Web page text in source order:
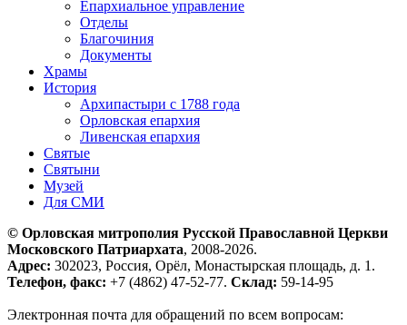
Епархиальное управление
Отделы
Благочиния
Документы
Храмы
История
Архипастыри с 1788 года
Орловская епархия
Ливенская епархия
Святые
Святыни
Музей
Для СМИ
© Орловская митрополия Русской Православной Церкви
Московского Патриархата, 2008-2026.
Адрес: 302023, Россия, Орёл, Монастырская площадь, д. 1.
Телефон, факс: +7 (4862) 47-52-77. Склад: 59-14-95
Электронная почта для обращений по всем вопросам: